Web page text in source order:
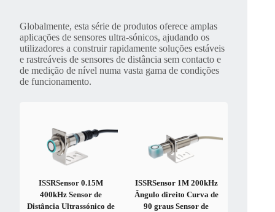
Globalmente, esta série de produtos oferece amplas
aplicações de sensores ultra-sónicos, ajudando os
utilizadores a construir rapidamente soluções estáveis
e rastreáveis de sensores de distância sem contacto e
de medição de nível numa vasta gama de condições
de funcionamento.
ISSRSensor 0.15M
400kHz Sensor de
Distância Ultrassónico de
ISSRSensor 1M 200kHz
Ângulo direito Curva de
90 graus Sensor de